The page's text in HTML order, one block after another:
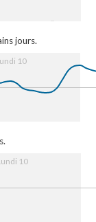
jours.
10
10